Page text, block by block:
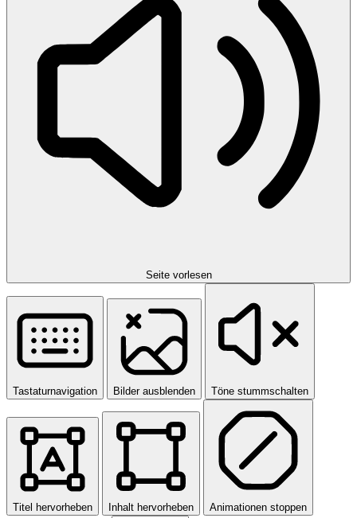
Seite vorlesen
Tastaturnavigation Bilder ausblenden Töne stummschalten
Titel hervorheben Inhalt hervorheben Animationen stoppen